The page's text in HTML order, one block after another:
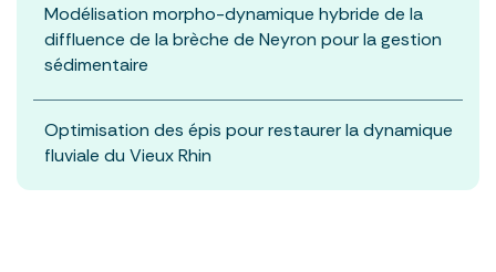
Modélisation morpho-dynamique hybride de la
diffluence de la brèche de Neyron pour la gestion
sédimentaire
Optimisation des épis pour restaurer la dynamique
fluviale du Vieux Rhin